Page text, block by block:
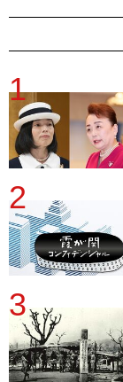
1
2
3